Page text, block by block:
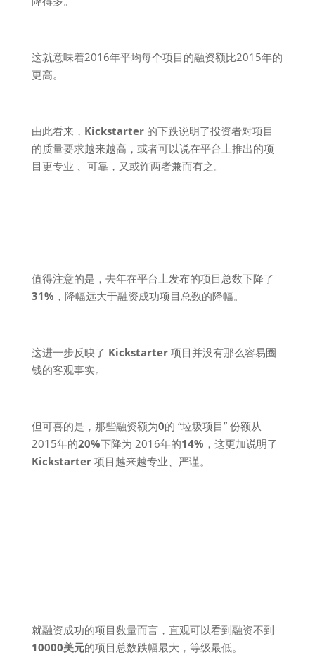
这就意味着2016年平均每个项目的融资额比2015年的
更高。
由此看来， Kickstarter的下跌说明了投资者对项目
的质量要求越来越高，或者可以说在平台上推出的项
目更专业 、可靠，又或许两者兼而有之。
值得注意的是，去年在平台上发布的项目总数下降了
31% ，降幅远大于融资成功项目总数的降幅。
这进一步反映了 Kickstarter项目并没有那么容易圈
钱的客观事实。
但可喜的是，那些融资额为0的 “垃圾项目” 份额从
2015年的20%下降为 2016年的14% ，这更加说明了
Kickstarter项目越来越专业、严谨。
就融资成功的项目数量而言，直观可以看到融资不到
10000美元的项目总数跌幅最大，等级最低。